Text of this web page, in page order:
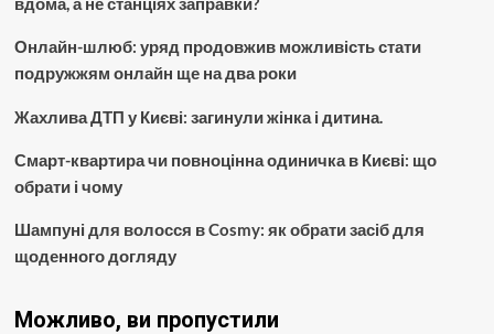
Онлайн-шлюб: уряд продовжив можливість стати
подружжям онлайн ще на два роки
Жахлива ДТП у Києві: загинули жінка і дитина.
Смарт-квартира чи повноцінна одиничка в Києві: що
обрати і чому
Шампуні для волосся в Cosmy: як обрати засіб для
щоденного догляду
Можливо, ви пропустили